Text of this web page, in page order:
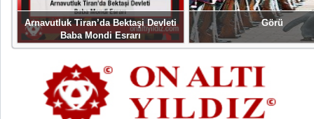
Arnavutluk Tiran’da Bektaşi Devleti
Baba Mondi Esrarı
Görü